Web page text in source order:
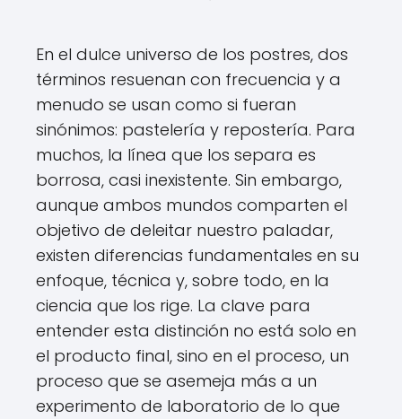
En el dulce universo de los postres, dos
términos resuenan con frecuencia y a
menudo se usan como si fueran
sinónimos: pastelería y repostería. Para
muchos, la línea que los separa es
borrosa, casi inexistente. Sin embargo,
aunque ambos mundos comparten el
objetivo de deleitar nuestro paladar,
existen diferencias fundamentales en su
enfoque, técnica y, sobre todo, en la
ciencia que los rige. La clave para
entender esta distinción no está solo en
el producto final, sino en el proceso, un
proceso que se asemeja más a un
experimento de laboratorio de lo que